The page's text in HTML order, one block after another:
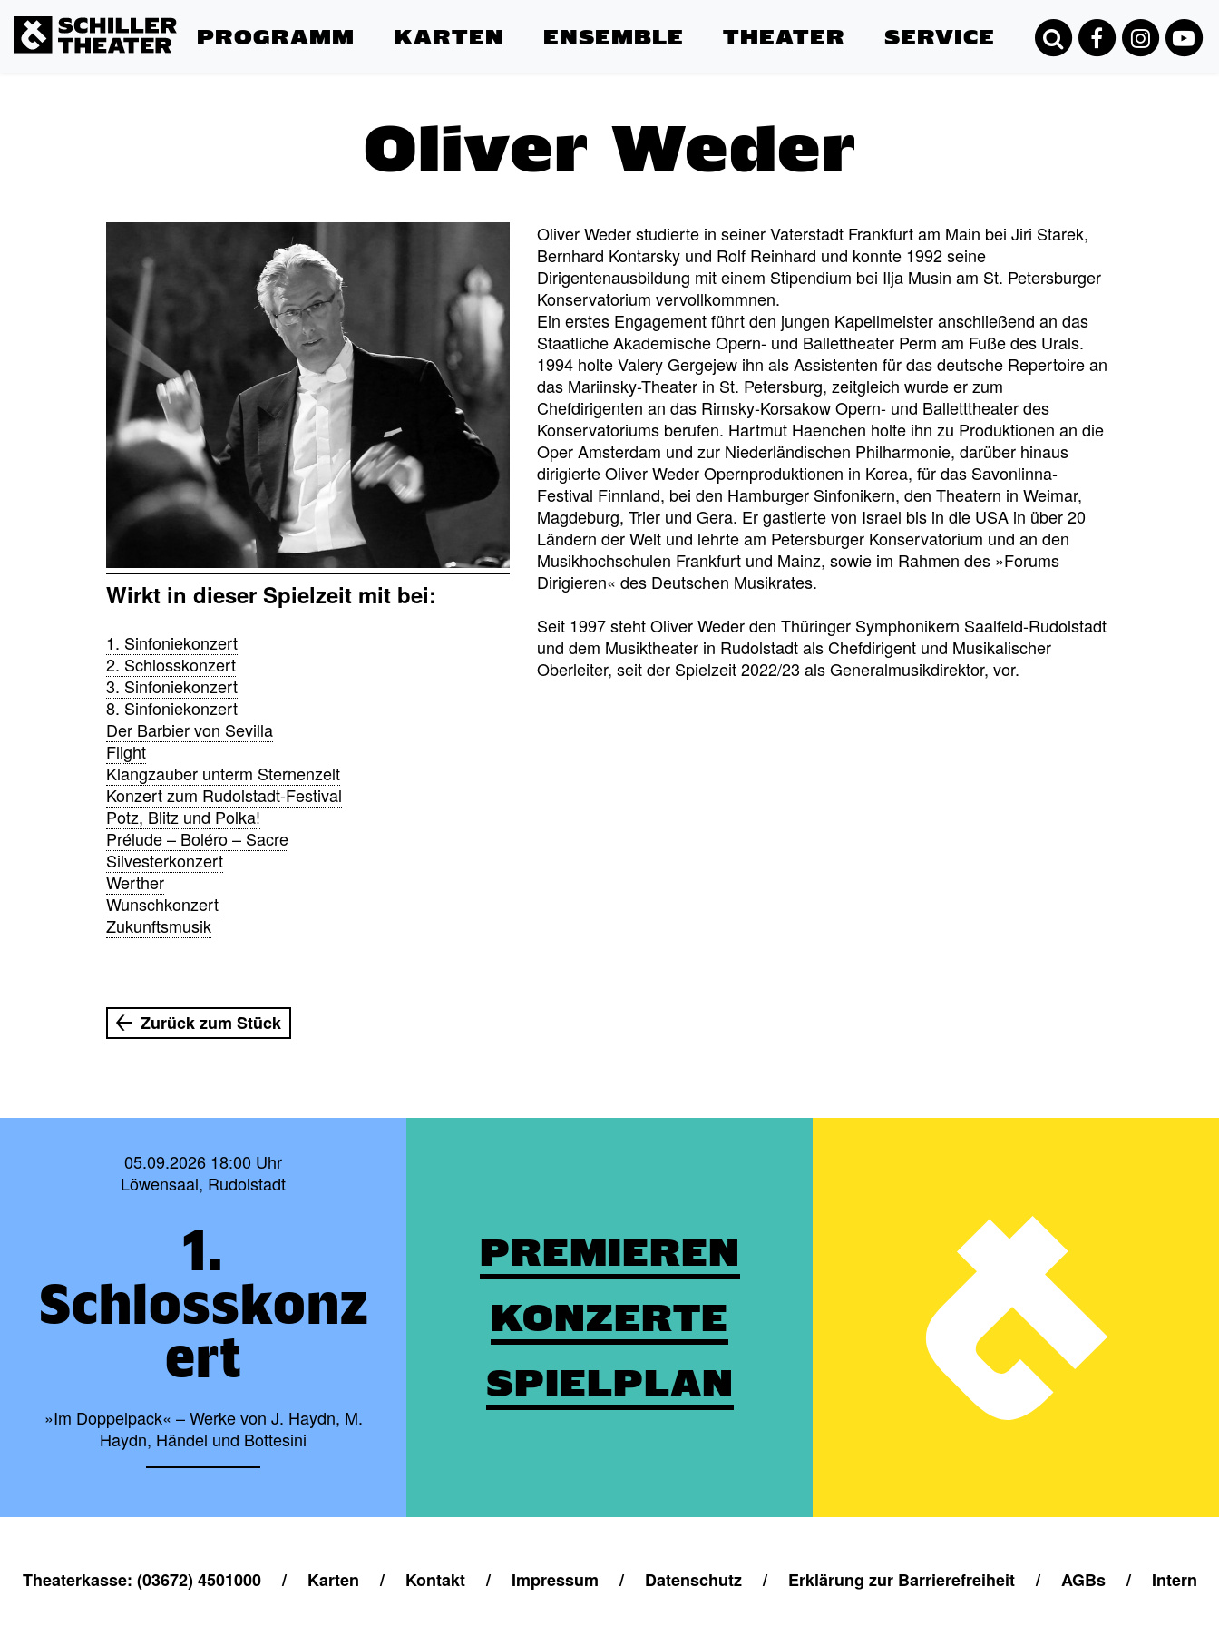
PROGRAMM KARTEN ENSEMBLE THEATER SERVICE
Oliver Weder
Wirkt in dieser Spielzeit mit bei:
1. Sinfoniekonzert
2. Schlosskonzert
3. Sinfoniekonzert
8. Sinfoniekonzert
Der Barbier von Sevilla
Flight
Klangzauber unterm Sternenzelt
Konzert zum Rudolstadt-Festival
Potz, Blitz und Polka!
Prélude – Boléro – Sacre
Silvesterkonzert
Werther
Wunschkonzert
Zukunftsmusik
Oliver Weder studierte in seiner Vaterstadt Frankfurt am Main bei Jiri Starek,
Bernhard Kontarsky und Rolf Reinhard und konnte 1992 seine
Dirigentenausbildung mit einem Stipendium bei Ilja Musin am St. Petersburger
Konservatorium vervollkommnen.
Ein erstes Engagement führt den jungen Kapellmeister anschließend an das
Staatliche Akademische Opern- und Ballettheater Perm am Fuße des Urals.
1994 holte Valery Gergejew ihn als Assistenten für das deutsche Repertoire an
das Mariinsky-Theater in St. Petersburg, zeitgleich wurde er zum
Chefdirigenten an das Rimsky-Korsakow Opern- und Balletttheater des
Konservatoriums berufen. Hartmut Haenchen holte ihn zu Produktionen an die
Oper Amsterdam und zur Niederländischen Philharmonie, darüber hinaus
dirigierte Oliver Weder Opernproduktionen in Korea, für das Savonlinna-
Festival Finnland, bei den Hamburger Sinfonikern, den Theatern in Weimar,
Magdeburg, Trier und Gera. Er gastierte von Israel bis in die USA in über 20
Ländern der Welt und lehrte am Petersburger Konservatorium und an den
Musikhochschulen Frankfurt und Mainz, sowie im Rahmen des »Forums
Dirigieren« des Deutschen Musikrates.
Seit 1997 steht Oliver Weder den Thüringer Symphonikern Saalfeld-Rudolstadt
und dem Musiktheater in Rudolstadt als Chefdirigent und Musikalischer
Oberleiter, seit der Spielzeit 2022/23 als Generalmusikdirektor, vor.
Zurück zum Stück
05.09.2026 18:00 Uhr
Löwensaal, Rudolstadt
1.
Schlosskonz
ert
»Im Doppelpack« – Werke von J. Haydn, M.
Haydn, Händel und Bottesini
PREMIEREN
KONZERTE
SPIELPLAN
Theaterkasse: (03672) 4501000 / Karten / Kontakt / Impressum / Datenschutz / Erklärung zur Barrierefreiheit / AGBs / Intern